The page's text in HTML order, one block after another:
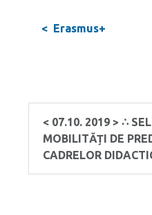
< Erasmus+
< 07.10. 2019 > ∴
MOBILITĂȚI DE
CADRELOR